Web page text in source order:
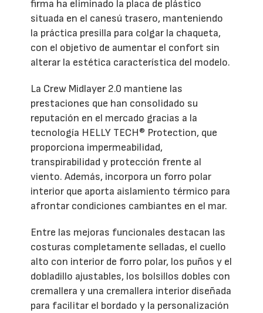
firma ha eliminado la placa de plástico
situada en el canesú trasero, manteniendo
la práctica presilla para colgar la chaqueta,
con el objetivo de aumentar el confort sin
alterar la estética característica del modelo.
La Crew Midlayer 2.0 mantiene las
prestaciones que han consolidado su
reputación en el mercado gracias a la
tecnología HELLY TECH® Protection, que
proporciona impermeabilidad,
transpirabilidad y protección frente al
viento. Además, incorpora un forro polar
interior que aporta aislamiento térmico para
afrontar condiciones cambiantes en el mar.
Entre las mejoras funcionales destacan las
costuras completamente selladas, el cuello
alto con interior de forro polar, los puños y el
dobladillo ajustables, los bolsillos dobles con
cremallera y una cremallera interior diseñada
para facilitar el bordado y la personalización